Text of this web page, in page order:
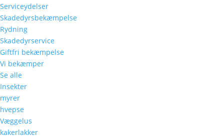
Serviceydelser
Skadedyrsbekæmpelse
Rydning
Skadedyrservice
Giftfri bekæmpelse
Vi bekæmper
Se alle
Insekter
myrer
hvepse
Væggelus
kakerlakker